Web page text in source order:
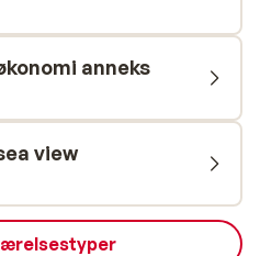
anneks
view